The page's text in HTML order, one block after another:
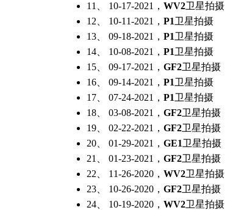
11、 10-17-2021， WV2卫星拍摄
12、 10-11-2021， P1卫星拍摄
13、 09-18-2021， P1卫星拍摄
14、 10-08-2021， P1卫星拍摄
15、 09-17-2021， GF2卫星拍摄
16、 09-14-2021， P1卫星拍摄
17、 07-24-2021， P1卫星拍摄
18、 03-08-2021， GF2卫星拍摄
19、 02-22-2021， GF2卫星拍摄
20、 01-29-2021， GE1卫星拍摄
21、 01-23-2021， GF2卫星拍摄
22、 11-26-2020， WV2卫星拍摄
23、 10-26-2020， GF2卫星拍摄
24、 10-19-2020， WV2卫星拍摄